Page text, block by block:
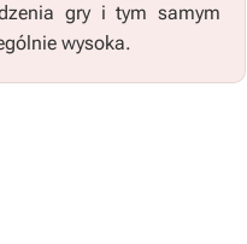
gry i tym samym
wysoka.